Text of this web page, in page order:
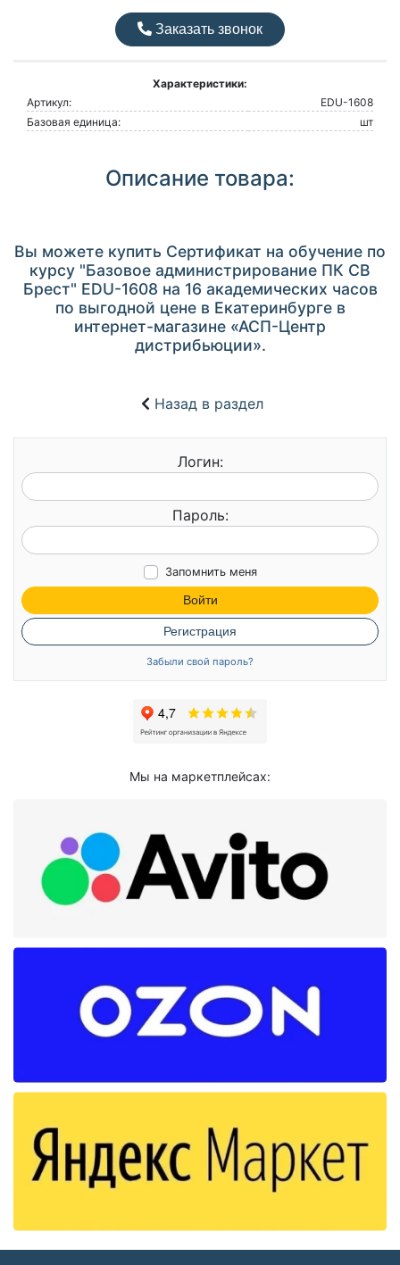
Заказать звонок
Характеристики:
Артикул:
EDU-1608
Базовая единица:
шт
Описание товара:
Вы можете купить Сертификат на обучение по
курсу "Базовое администрирование ПК СВ
Брест" EDU-1608 на 16 академических часов
по выгодной цене в Екатеринбурге в
интернет-магазине «АСП-Центр
дистрибьюции».
Назад в раздел
Логин:
Пароль:
Запомнить меня
Войти
Регистрация
Забыли свой пароль?
Мы на маркетплейсах: